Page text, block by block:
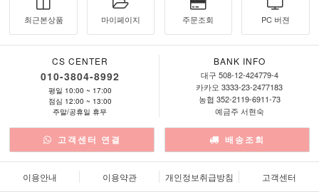
최근본상품 마이페이지 주문조회 PC 버젼
CS CENTER
010-3804-8992
평일 10:00 ~ 17:00
점심 12:00 ~ 13:00
주말/공휴일 휴무
BANK INFO
대구 508-12-424779-4
카카오 3333-23-2477183
농협 352-2119-6911-73
예금주 서현숙
고객센터 연결 배송조회
이용안내 이용약관 개인정보취급방침 고객센터